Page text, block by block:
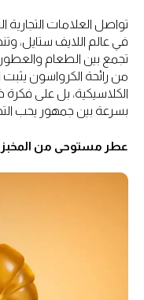
تواصل العلامات التجارية
تجمع بين الطعام
من رائحة الكرواسون يثبت
الكلاسيكية، بل على فكرة
بسرعة بين جمهور يحب
عطر مستوحى من المخبز